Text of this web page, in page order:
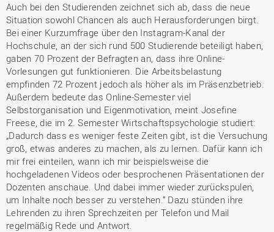
Auch bei den Studierenden zeichnet sich ab, dass die neue
Situation sowohl Chancen als auch Herausforderungen birgt.
Bei einer Kurzumfrage über den Instagram-Kanal der
Hochschule, an der sich rund 500 Studierende beteiligt haben,
gaben 70 Prozent der Befragten an, dass ihre Online-
Vorlesungen gut funktionieren. Die Arbeitsbelastung
empfinden 72 Prozent jedoch als höher als im Präsenzbetrieb.
Außerdem bedeute das Online-Semester viel
Selbstorganisation und Eigenmotivation, meint Josefine
Freese, die im 2. Semester Wirtschaftspsychologie studiert:
„Dadurch dass es weniger feste Zeiten gibt, ist die Versuchung
groß, etwas anderes zu machen, als zu lernen. Dafür kann ich
mir frei einteilen, wann ich mir beispielsweise die
hochgeladenen Videos oder besprochenen Präsentationen der
Dozenten anschaue. Und dabei immer wieder zurückspulen,
um Inhalte noch besser zu verstehen.“ Dazu stünden ihre
Lehrenden zu ihren Sprechzeiten per Telefon und Mail
regelmäßig Rede und Antwort.